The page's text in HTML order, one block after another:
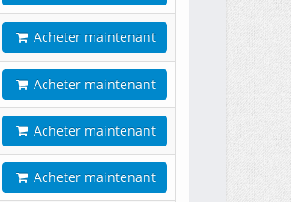
Acheter maintenant
Acheter maintenant
Acheter maintenant
Acheter maintenant